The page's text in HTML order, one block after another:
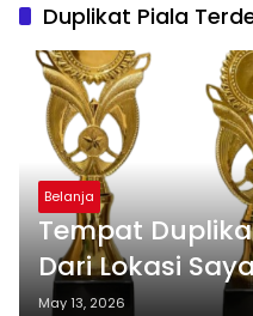
Duplikat Piala
Belanja
Tempat
Dari Lokasi
May 13, 2026